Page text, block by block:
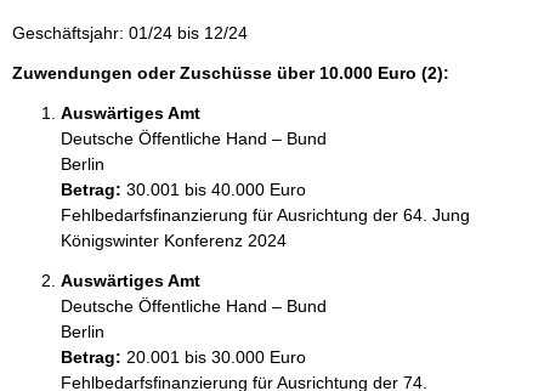
Geschäftsjahr: 01/24 bis 12/24
Zuwendungen oder Zuschüsse über 10.000 Euro (2):
Auswärtiges Amt
Deutsche Öffentliche Hand – Bund
Berlin
Betrag: 30.001 bis 40.000 Euro
Fehlbedarfsfinanzierung für Ausrichtung der 64. Jung
Königswinter Konferenz 2024
Auswärtiges Amt
Deutsche Öffentliche Hand – Bund
Berlin
Betrag: 20.001 bis 30.000 Euro
Fehlbedarfsfinanzierung für Ausrichtung der 74.